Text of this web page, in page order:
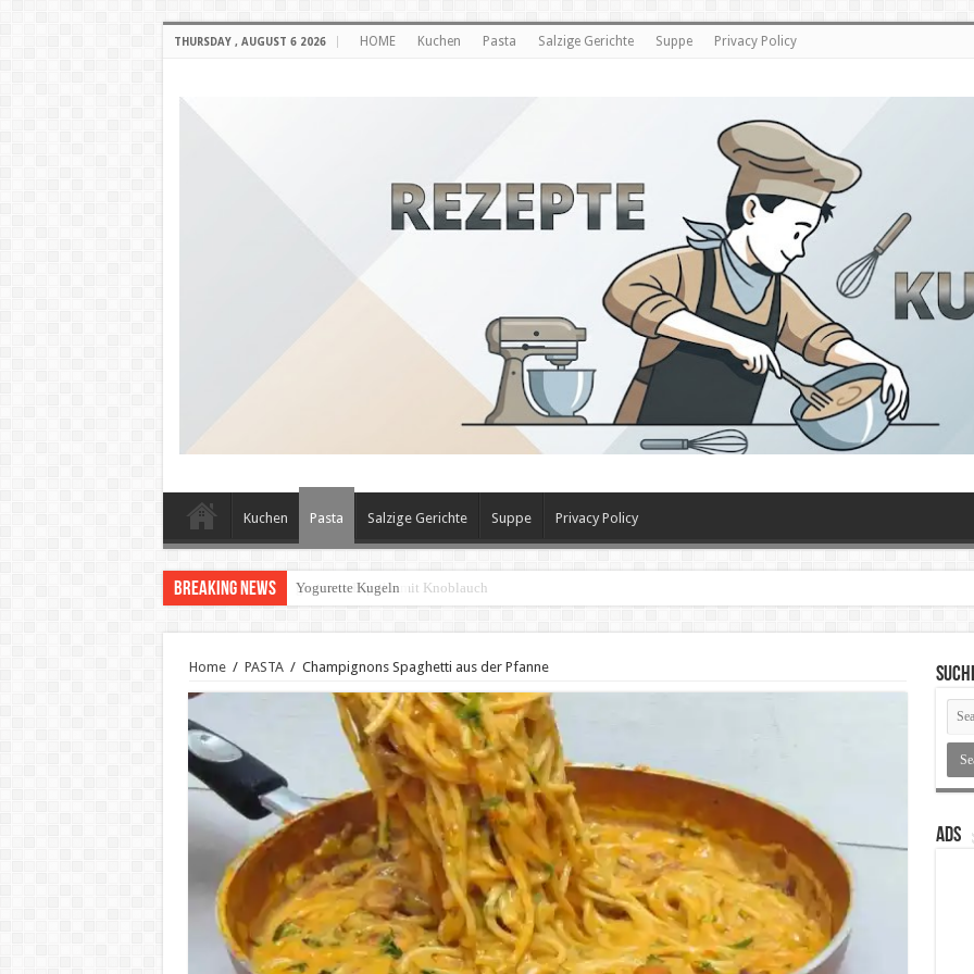
THURSDAY , AUGUST 6 2026 HOME Kuchen Pasta Salzige Gerichte Suppe Privacy Policy
Kuchen Pasta Salzige Gerichte Suppe Privacy Policy
Breaking News geröstete Paprika mit Knoblauch
Home / PASTA / Champignons Spaghetti aus der Pfanne
ADS